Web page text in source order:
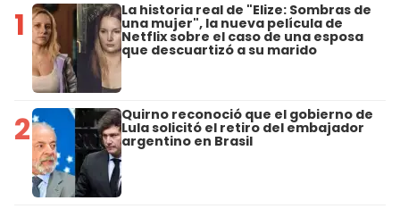
1 La historia real de "Elize: Sombras de
una mujer", la nueva película de
Netflix sobre el caso de una esposa
que descuartizó a su marido
2 Quirno reconoció que el gobierno de
Lula solicitó el retiro del embajador
argentino en Brasil